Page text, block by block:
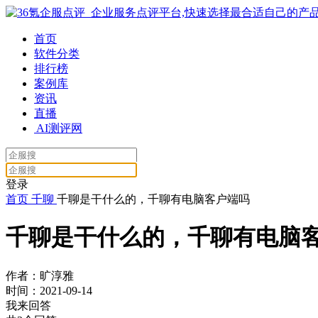
首页
软件分类
排行榜
案例库
资讯
直播
AI测评网
登录
首页 千聊 千聊是干什么的，千聊有电脑客户端吗
千聊是干什么的，千聊有电脑
作者：旷淳雅
时间：2021-09-14
我来回答